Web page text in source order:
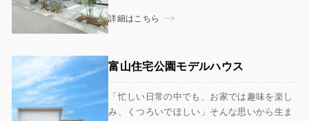
詳細はこちら
富山住宅公園モデルハウス
「忙しい日常の中でも、お家では趣味を楽し
み、くつろいでほしい」そんな思いから生ま